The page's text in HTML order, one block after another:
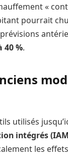
«
pourrait
40 %.
utilisés
intégrés
les